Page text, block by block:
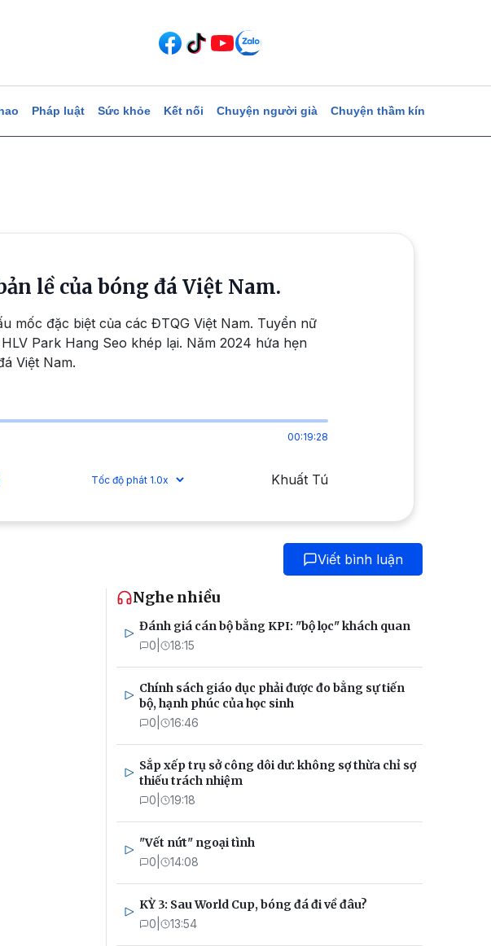
Pháp luật Sức khỏe Kết nối Chuyện người già Chuyện thầm kín
lề của bóng đá Việt Nam.
mốc đặc biệt của các ĐTQG Việt Nam. Tuyển nữ
Park Hang Seo khép lại. Năm 2024 hứa hẹn
Việt Nam.
00:19:28
Khuất Tú
Viết bình luận
Nghe nhiều
Đánh giá cán bộ bằng KPI: "bộ lọc" khách quan
0 18:15
Chính sách giáo dục phải được đo bằng sự tiến
bộ, hạnh phúc của học sinh
0 16:46
Sắp xếp trụ sở công dôi dư: không sợ thừa chỉ sợ
thiếu trách nhiệm
0 19:18
"Vết nứt" ngoại tình
0 14:08
KỲ 3: Sau World Cup, bóng đá đi về đâu?
0 13:54